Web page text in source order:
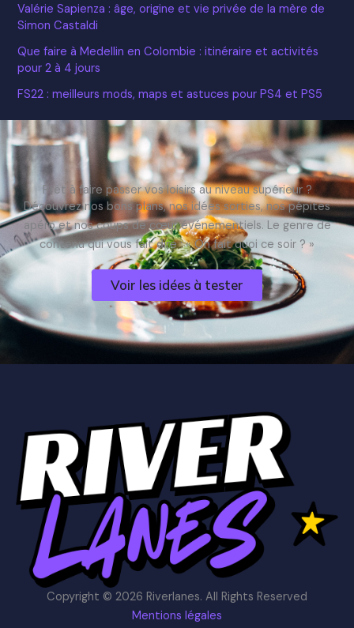
Valérie Sapienza : âge, origine et vie privée de la mère de
Simon Castaldi
Que faire à Medellin en Colombie : itinéraire et activités
pour 2 à 4 jours
FS22 : meilleurs mods, maps et astuces pour PS4 et PS5
Prêt à faire passer vos loisirs au niveau supérieur ?
Découvrez nos bons plans, nos idées sorties, nos pépites
apéro et nos coups de cœur événementiels. Le genre de
contenu qui vous fait dire : « On fait quoi ce soir ? »
Voir les idées à tester
Copyright © 2026 Riverlanes. All Rights Reserved
Mentions légales